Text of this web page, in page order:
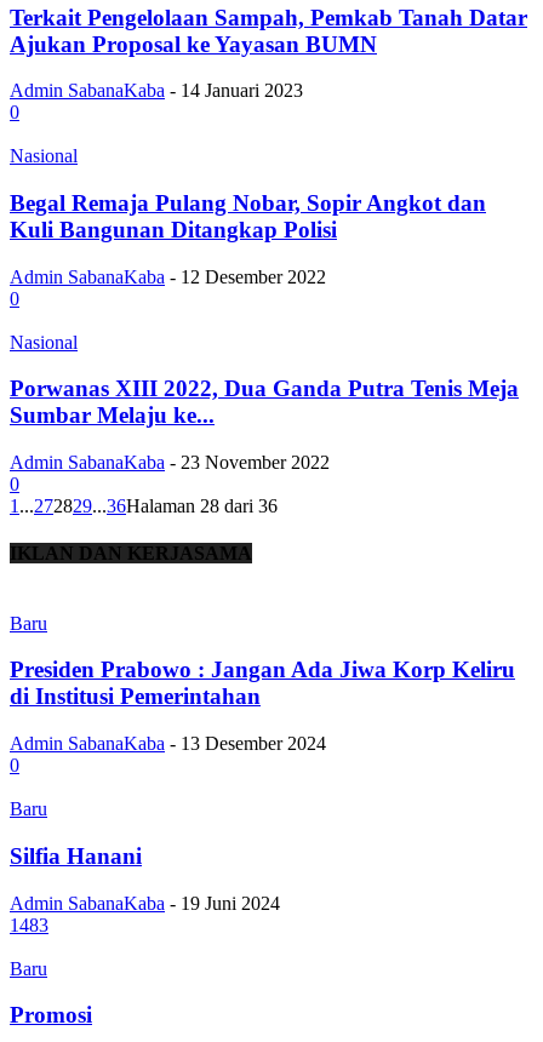
Terkait Pengelolaan Sampah, Pemkab Tanah Datar
Ajukan Proposal ke Yayasan BUMN
Admin SabanaKaba - 14 Januari 2023
0
Nasional
Begal Remaja Pulang Nobar, Sopir Angkot dan
Kuli Bangunan Ditangkap Polisi
Admin SabanaKaba - 12 Desember 2022
0
Nasional
Porwanas XIII 2022, Dua Ganda Putra Tenis Meja
Sumbar Melaju ke...
Admin SabanaKaba - 23 November 2022
0
1 ...272829...36Halaman 28 dari 36
IKLAN DAN KERJASAMA
Baru
Presiden Prabowo : Jangan Ada Jiwa Korp Keliru
di Institusi Pemerintahan
Admin SabanaKaba - 13 Desember 2024
0
Baru
Silfia Hanani
Admin SabanaKaba - 19 Juni 2024
1483
Baru
Promosi